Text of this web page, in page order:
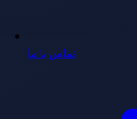
تماس با ما